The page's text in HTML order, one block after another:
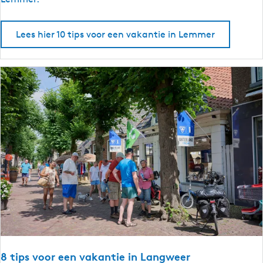
i
s
l
a
n
d
o
o
r
e
e
n
v
a
k
a
n
t
i
e
Lees hier 10 tips voor een vakantie in Lemmer
8 tips voor een vakantie in Langweer